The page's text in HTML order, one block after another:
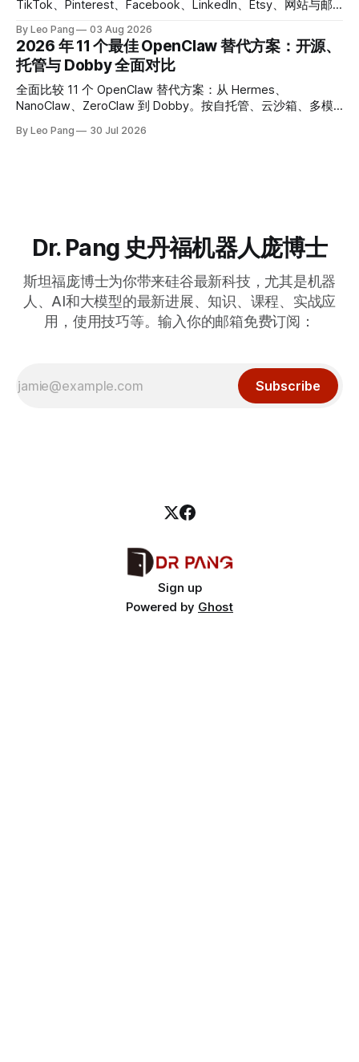
TikTok、Pinterest、Facebook、LinkedIn、Etsy、网站与邮
By Leo Pang 03 Aug 2026
2026 年 11 个最佳 OpenClaw 替代方案：开源、
托管与 Dobby 全面对比
全面比较 11 个 OpenClaw 替代方案：从 Hermes、
NanoClaw、ZeroClaw 到 Dobby。按自托管、云沙箱、多模
By Leo Pang 30 Jul 2026
Dr. Pang 史丹福机器人庞博士
斯坦福庞博士为你带来硅谷最新科技，尤其是机器
人、AI和大模型的最新进展、知识、课程、实战应
用，使用技巧等。输入你的邮箱免费订阅：
Subscribe
Sign up
Powered by Ghost